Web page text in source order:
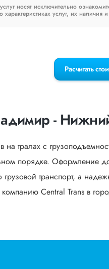
носят исключительно
услуг, их наличия
Расчитать
-
на тралах с
порядке. Оформление
транспорт, а
Central Trans в